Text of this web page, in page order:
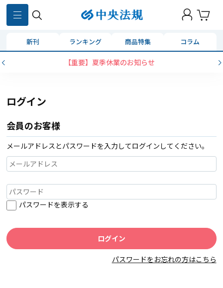
新刊 ランキング 商品特集 コラム
【重要】夏季休業のお知らせ
ログイン
会員のお客様
メールアドレスとパスワードを入力してログインしてください。
パスワードを表示する
パスワードをお忘れの方はこちら